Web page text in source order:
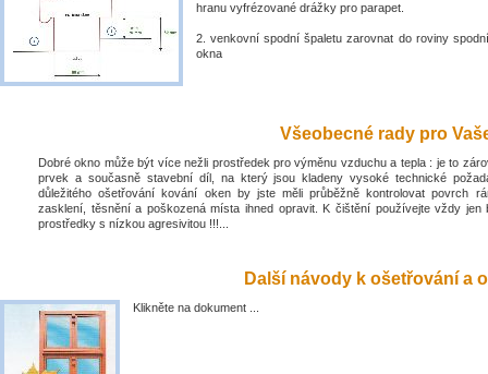
hranu vyfrézované drážky pro parapet.
2. venkovní spodní špaletu zarovnat do roviny
okna
Všeobecné rady pro
Dobré okno může být více nežli prostředek pro výměnu vzduchu a tepla : je to
prvek a současně stavební díl, na který jsou kladeny vysoké technické
důležitého ošetřování kování oken by jste měli průběžně kontrolovat povrch
zasklení, těsnění a poškozená místa ihned opravit. K čištění používejte vždy jen
prostředky s nízkou agresivitou !!!...
Další návody k ošetřování a
Klikněte na dokument ...